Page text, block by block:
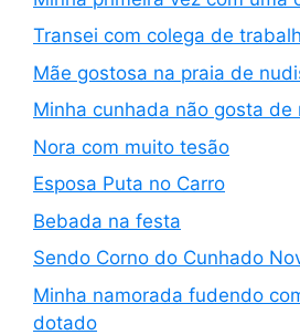
Transei com colega de
Mãe gostosa na praia de
Minha cunhada não gosta de
Nora com muito tesão
Esposa Puta no Carro
Bebada na festa
Sendo Corno do Cunhado
Minha namorada fudendo
dotado